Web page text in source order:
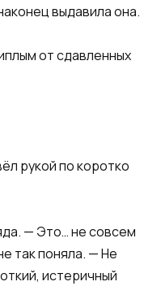
выдавила она.
от сдавленных
рукой по коротко
— Это… не совсем
так поняла. — Не
истеричный